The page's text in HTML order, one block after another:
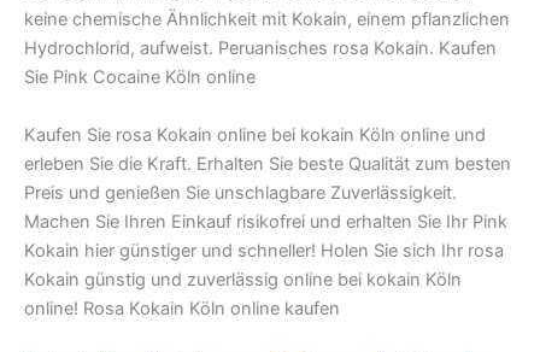
keine chemische Ähnlichkeit mit Kokain, einem pflanzlichen
Hydrochlorid, aufweist. Peruanisches rosa Kokain. Kaufen
Sie Pink Cocaine Köln online
Kaufen Sie rosa Kokain online bei kokain Köln online und
erleben Sie die Kraft. Erhalten Sie beste Qualität zum besten
Preis und genießen Sie unschlagbare Zuverlässigkeit.
Machen Sie Ihren Einkauf risikofrei und erhalten Sie Ihr Pink
Kokain hier günstiger und schneller! Holen Sie sich Ihr rosa
Kokain günstig und zuverlässig online bei kokain Köln
online! Rosa Kokain Köln online kaufen